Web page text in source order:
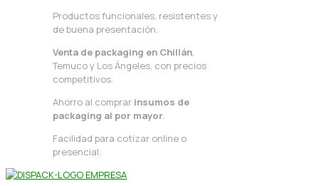
Productos funcionales, resistentes y
de buena presentación.
Venta de packaging en Chillán
Temuco y Los Ángeles, con precios
competitivos.
Ahorro al comprar insumos de
packaging al por mayor
Facilidad para cotizar online o
presencial.